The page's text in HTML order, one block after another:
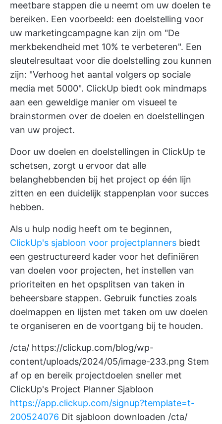
meetbare stappen die u neemt om uw doelen te
bereiken. Een voorbeeld: een doelstelling voor
uw marketingcampagne kan zijn om "De
merkbekendheid met 10% te verbeteren". Een
sleutelresultaat voor die doelstelling zou kunnen
zijn: "Verhoog het aantal volgers op sociale
media met 5000". ClickUp biedt ook mindmaps
aan een geweldige manier om visueel te
brainstormen over de doelen en doelstellingen
van uw project.
Door uw doelen en doelstellingen in ClickUp te
schetsen, zorgt u ervoor dat alle
belanghebbenden bij het project op één lijn
zitten en een duidelijk stappenplan voor succes
hebben.
Als u hulp nodig heeft om te beginnen,
ClickUp's sjabloon voor projectplanners biedt
een gestructureerd kader voor het definiëren
van doelen voor projecten, het instellen van
prioriteiten en het opsplitsen van taken in
beheersbare stappen. Gebruik functies zoals
doelmappen en lijsten met taken om uw doelen
te organiseren en de voortgang bij te houden.
/cta/ https://clickup.com/blog/wp-
content/uploads/2024/05/image-233.png Stem
af op en bereik projectdoelen sneller met
ClickUp's Project Planner Sjabloon
https://app.clickup.com/signup?template=t-
200524076 Dit sjabloon downloaden /cta/